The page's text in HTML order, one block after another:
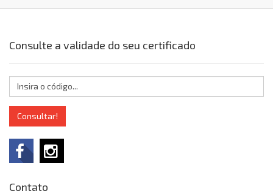
Consulte a validade do seu certificado
Consultar!
Contato